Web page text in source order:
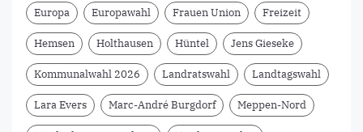
Europa Europawahl Frauen Union Freizeit
Hemsen Holthausen Hüntel Jens Gieseke
Kommunalwahl 2026 Landratswahl Landtagswahl
Lara Evers Marc-André Burgdorf Meppen-Nord